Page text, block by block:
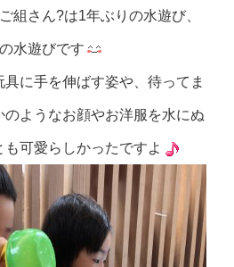
組さん?は1年ぶりの水遊び、
水遊びです
に手を伸ばす姿や、待ってま
のようなお顔やお洋服を水にぬ
可愛らしかったですよ